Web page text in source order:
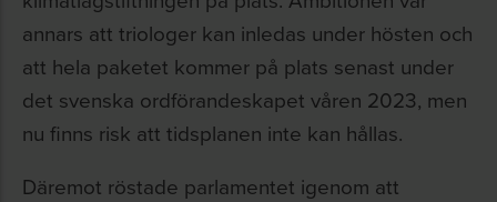
annars att triologer kan inledas under hösten och
att hela paketet kommer på plats senast under
det svenska ordförandeskapet våren 2023, men
nu finns risk att tidsplanen inte kan hållas.
Däremot röstade parlamentet igenom att